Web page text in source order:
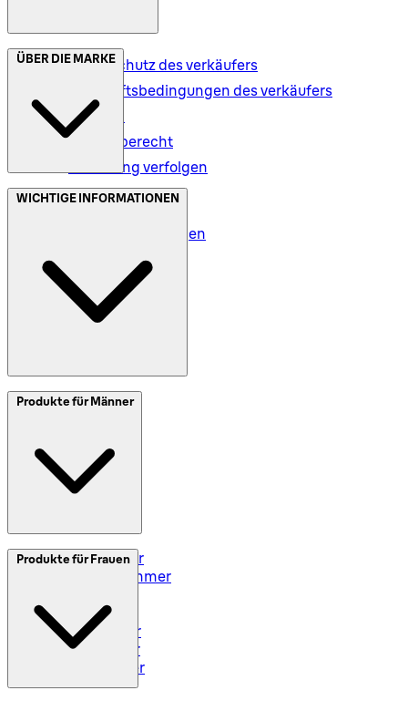
Datenschutz des verkäufers
Geschäftsbedingungen des verkäufers
Versand
Rückgaberecht
Bestellung verfolgen
ÜBER DIE MARKE
Datenschutz (DE)
Geschäftsbedingungen
Meine Daten (AT)
WICHTIGE INFORMATIONEN
SplitIt
Produkte für Männer
Elektrorasierer
Styler und Trimmer
Rasiersets
Rasierzubehör
Body Groomer
Haarschneider
Produkte für Frauen